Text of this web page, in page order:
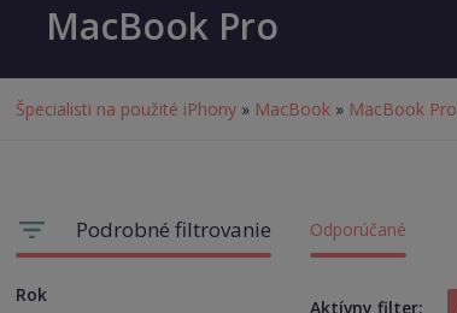
MacBook Pro
Špecialisti na použité iPhony » MacBook » MacBook Pro
Podrobné filtrovanie
Rok
Odporúčané
Aktívny filter: